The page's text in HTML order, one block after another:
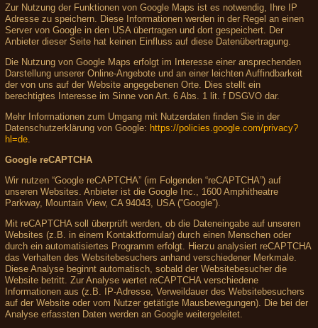
Zur Nutzung der Funktionen von Google Maps ist es notwendig, Ihre IP
Adresse zu speichern. Diese Informationen werden in der Regel an einen
Server von Google in den USA übertragen und dort gespeichert. Der
Anbieter dieser Seite hat keinen Einfluss auf diese Datenübertragung.
Die Nutzung von Google Maps erfolgt im Interesse einer ansprechenden
Darstellung unserer Online-Angebote und an einer leichten Auffindbarkeit
der von uns auf der Website angegebenen Orte. Dies stellt ein
berechtigtes Interesse im Sinne von Art. 6 Abs. 1 lit. f DSGVO dar.
Mehr Informationen zum Umgang mit Nutzerdaten finden Sie in der
Datenschutzerklärung von Google: https://policies.google.com/privacy?
hl=de
Google reCAPTCHA
Wir nutzen “Google reCAPTCHA” (im Folgenden “reCAPTCHA”) auf
unseren Websites. Anbieter ist die Google Inc., 1600 Amphitheatre
Parkway, Mountain View, CA 94043, USA (“Google”).
Mit reCAPTCHA soll überprüft werden, ob die Dateneingabe auf unseren
Websites (z.B. in einem Kontaktformular) durch einen Menschen oder
durch ein automatisiertes Programm erfolgt. Hierzu analysiert reCAPTCHA
das Verhalten des Websitebesuchers anhand verschiedener Merkmale.
Diese Analyse beginnt automatisch, sobald der Websitebesucher die
Website betritt. Zur Analyse wertet reCAPTCHA verschiedene
Informationen aus (z.B. IP-Adresse, Verweildauer des Websitebesuchers
auf der Website oder vom Nutzer getätigte Mausbewegungen). Die bei der
Analyse erfassten Daten werden an Google weitergeleitet.